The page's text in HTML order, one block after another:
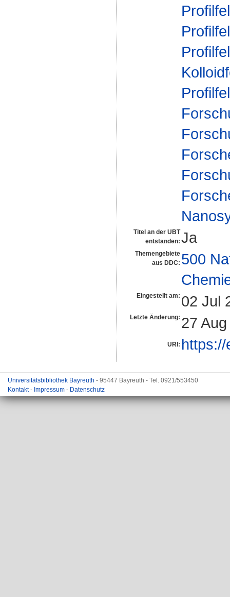
Titel an der UBT
entstanden: Ja
Themengebiete
aus DDC: 500
Eingestellt am: 02 Jul
Letzte Änderung: 27
URI:
Universitätsbibliothek Bayreuth - 95447 Bayreuth - Tel. 0921/553450
Kontakt- Impressum - Datenschutz